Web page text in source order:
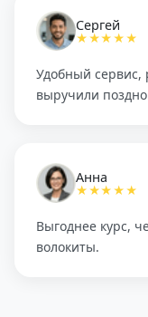
Сергей
★★★★★
Удобный сервис,
выручили
Анна
★★★★★
Выгоднее курс,
волокиты.